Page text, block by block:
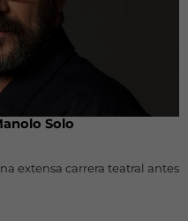
Solo
extensa carrera teatral antes